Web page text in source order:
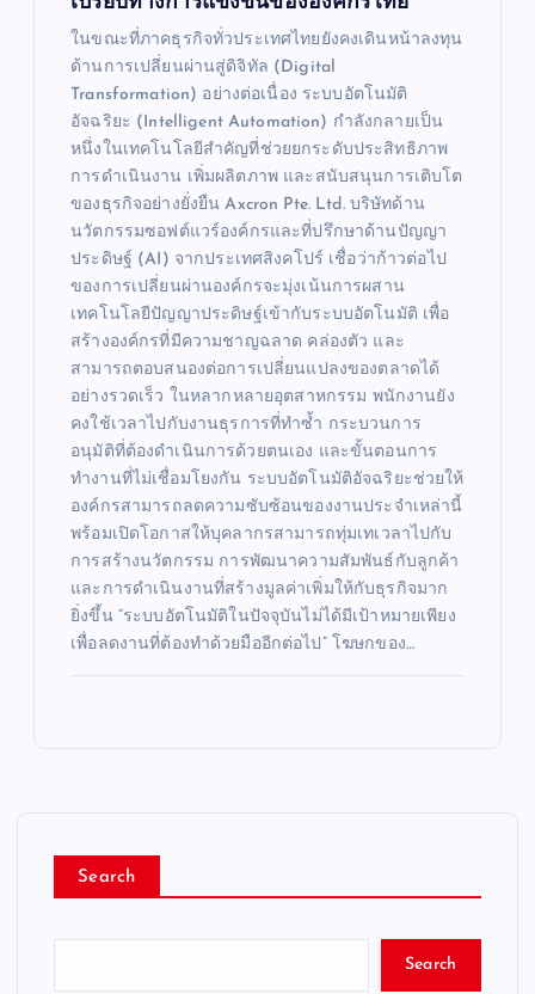
ในขณะที่ภาคธุรกิจทั่วประเทศไทยยังคงเดินหน้าลงทุน
ด้านการเปลี่ยนผ่านสู่ดิจิทัล (Digital
Transformation) อย่างต่อเนื่อง ระบบอัตโนมัติ
อัจฉริยะ (Intelligent Automation) กำลังกลายเป็น
หนึ่งในเทคโนโลยีสำคัญที่ช่วยยกระดับประสิทธิภาพ
การดำเนินงาน เพิ่มผลิตภาพ และสนับสนุนการเติบโต
ของธุรกิจอย่างยั่งยืน Axcron Pte. Ltd. บริษัทด้าน
นวัตกรรมซอฟต์แวร์องค์กรและที่ปรึกษาด้านปัญญา
ประดิษฐ์ (AI) จากประเทศสิงคโปร์ เชื่อว่าก้าวต่อไป
ของการเปลี่ยนผ่านองค์กรจะมุ่งเน้นการผสาน
เทคโนโลยีปัญญาประดิษฐ์เข้ากับระบบอัตโนมัติ เพื่อ
สร้างองค์กรที่มีความชาญฉลาด คล่องตัว และ
สามารถตอบสนองต่อการเปลี่ยนแปลงของตลาดได้
อย่างรวดเร็ว ในหลากหลายอุตสาหกรรม พนักงานยัง
คงใช้เวลาไปกับงานธุรการที่ทำซ้ำ กระบวนการ
อนุมัติที่ต้องดำเนินการด้วยตนเอง และขั้นตอนการ
ทำงานที่ไม่เชื่อมโยงกัน ระบบอัตโนมัติอัจฉริยะช่วยให้
องค์กรสามารถลดความซับซ้อนของงานประจำเหล่านี้
พร้อมเปิดโอกาสให้บุคลากรสามารถทุ่มเทเวลาไปกับ
การสร้างนวัตกรรม การพัฒนาความสัมพันธ์กับลูกค้า
และการดำเนินงานที่สร้างมูลค่าเพิ่มให้กับธุรกิจมาก
ยิ่งขึ้น “ระบบอัตโนมัติในปัจจุบันไม่ได้มีเป้าหมายเพียง
เพื่อลดงานที่ต้องทำด้วยมืออีกต่อไป” โฆษกของ…
Search
Search